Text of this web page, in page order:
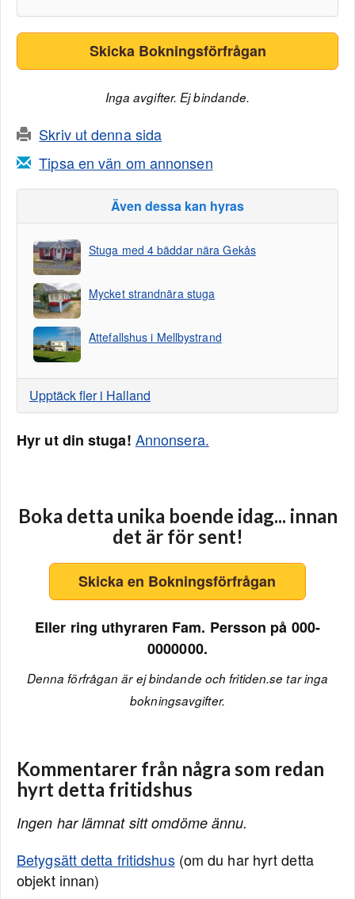
Skicka Bokningsförfrågan
Inga avgifter. Ej bindande.
Skriv ut denna sida
Tipsa en vän om annonsen
Även dessa kan hyras
Stuga med 4 bäddar nära Gekås
Mycket strandnära stuga
Attefallshus i Mellbystrand
Upptäck fler i Halland
Hyr ut din stuga! Annonsera.
Boka detta unika boende idag... innan
det är för sent!
Skicka en Bokningsförfrågan
Eller ring uthyraren Fam. Persson på 000-
0000000.
Denna förfrågan är ej bindande och fritiden.se tar inga
bokningsavgifter.
Kommentarer från några som redan
hyrt detta fritidshus
Ingen har lämnat sitt omdöme ännu.
Betygsätt detta fritidshus(om du har hyrt detta
objekt innan)